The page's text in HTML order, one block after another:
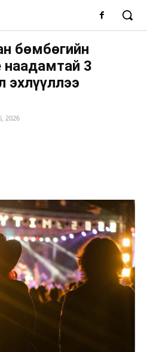
бөмбөгийн
наадамтай 3
эхлүүллээ
2026